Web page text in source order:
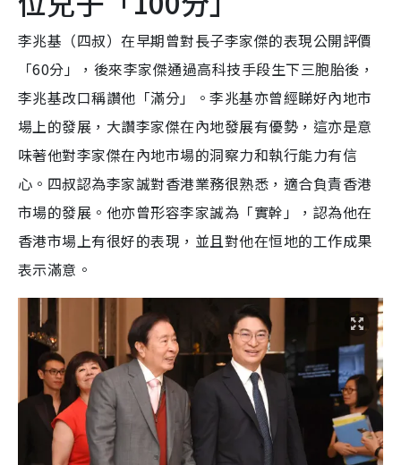
李兆基（四叔）在早期曾對長子李家傑的表現公開評價
「60分」，後來李家傑通過高科技手段生下三胞胎後，
李兆基改口稱讚他「滿分」。李兆基亦曾經睇好內地市
場上的發展，大讚李家傑在內地發展有優勢，這亦是意
味著他對李家傑在內地市場的洞察力和執行能力有信
心。四叔認為李家誠對香港業務很熟悉，適合負責香港
市場的發展。他亦曾形容李家誠為「實幹」，認為他在
香港市場上有很好的表現，並且對他在恒地的工作成果
表示滿意。